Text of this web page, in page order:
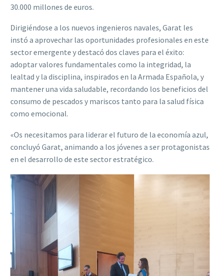
30.000 millones de euros.
Dirigiéndose a los nuevos ingenieros navales, Garat les
instó a aprovechar las oportunidades profesionales en este
sector emergente y destacó dos claves para el éxito:
adoptar valores fundamentales como la integridad, la
lealtad y la disciplina, inspirados en la Armada Española, y
mantener una vida saludable, recordando los beneficios del
consumo de pescados y mariscos tanto para la salud física
como emocional.
«Os necesitamos para liderar el futuro de la economía azul,
concluyó Garat, animando a los jóvenes a ser protagonistas
en el desarrollo de este sector estratégico.